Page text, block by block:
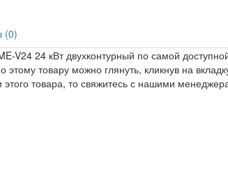
(0)
V24 24 кВт двухконтурный по самой
этому товару можно глянуть, кликнув на
этого товара, то свяжитесь с нашими